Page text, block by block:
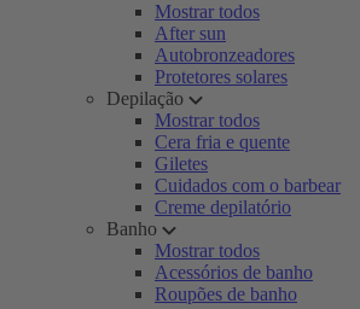
Mostrar todos
After sun
Autobronzeadores
Protetores solares
Depilação
Mostrar todos
Cera fria e quente
Giletes
Cuidados com o barbear
Creme depilatório
Banho
Mostrar todos
Acessórios de banho
Roupões de banho